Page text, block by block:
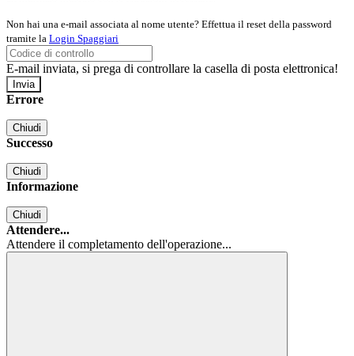
Non hai una e-mail associata al nome utente? Effettua il reset della password
tramite la Login Spaggiari
E-mail inviata, si prega di controllare la casella di posta elettronica!
Errore
Chiudi
Successo
Chiudi
Informazione
Chiudi
Attendere...
Attendere il completamento dell'operazione...